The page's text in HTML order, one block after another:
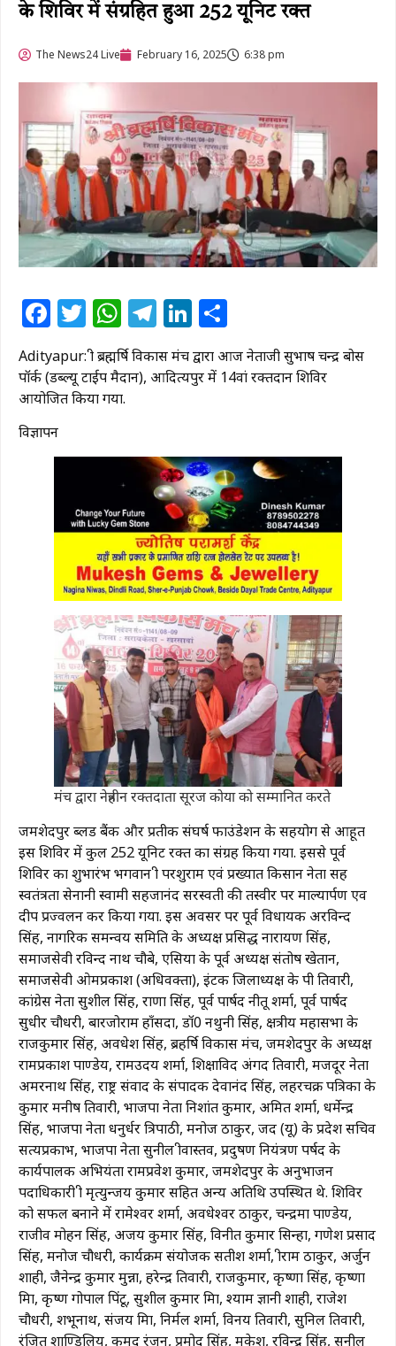
के शिविर में संग्रहित हुआ 252 यूनिट रक्त
The News24 Live February 16, 2025 6:38 pm
Facebook
Twitter
WhatsApp
Telegram
LinkedIn
Adityapur: श्री ब्रह्मर्षि विकास मंच द्वारा आज नेताजी सुभाष चन्द्र बोस
पॉर्क (डब्ल्यू टाईप मैदान), आदित्यपुर में 14वां रक्तदान शिविर
आयोजित किया गया.
विज्ञापन
मंच द्वारा नेत्रहीन रक्तदाता सूरज कोया को सम्मानित करते
जमशेदपुर ब्लड बैंक और प्रतीक संघर्ष फाउंडेशन के सहयोग से आहूत
इस शिविर में कुल 252 यूनिट रक्त का संग्रह किया गया. इससे पूर्व
शिविर का शुभारंभ भगवान श्री परशुराम एवं प्रख्यात किसान नेता सह
स्वतंत्रता सेनानी स्वामी सहजानंद सरस्वती की तस्वीर पर माल्यार्पण एव
दीप प्रज्वलन कर किया गया. इस अवसर पर पूर्व विधायक अरविन्द
सिंह, नागरिक समन्वय समिति के अध्यक्ष प्रसिद्ध नारायण सिंह,
समाजसेवी रविन्द नाथ चौबे, एसिया के पूर्व अध्यक्ष संतोष खेतान,
समाजसेवी ओमप्रकाश (अधिवक्ता), इंटक जिलाध्यक्ष के पी तिवारी,
कांग्रेस नेता सुशील सिंह, राणा सिंह, पूर्व पार्षद नीतू शर्मा, पूर्व पार्षद
सुधीर चौधरी, बारजोराम हाँसदा, डॉ0 नथुनी सिंह, क्षत्रीय महासभा के
राजकुमार सिंह, अवधेश सिंह, ब्रहर्षि विकास मंच, जमशेदपुर के अध्यक्ष
रामप्रकाश पाण्डेय, रामउदय शर्मा, शिक्षाविद अंगद तिवारी, मजदूर नेता
अमरनाथ सिंह, राष्ट्र संवाद के संपादक देवानंद सिंह, लहरचक्र पत्रिका के
कुमार मनीष तिवारी, भाजपा नेता निशांत कुमार, अमित शर्मा, धर्मेन्द्र
सिंह, भाजपा नेता धनुर्धर त्रिपाठी, मनोज ठाकुर, जद (यू) के प्रदेश सचिव
सत्यप्रकाभ, भाजपा नेता सुनील श्रीवास्तव, प्रदुषण नियंत्रण पर्षद के
कार्यपालक अभियंता रामप्रवेश कुमार, जमशेदपुर के अनुभाजन
पदाधिकारी श्री मृत्युन्जय कुमार सहित अन्य अतिथि उपस्थित थे. शिविर
को सफल बनाने में रामेश्वर शर्मा, अवधेश्वर ठाकुर, चन्द्रमा पाण्डेय,
राजीव मोहन सिंह, अजय कुमार सिंह, विनीत कुमार सिन्हा, गणेश प्रसाद
सिंह, मनोज चौधरी, कार्यक्रम संयोजक सतीश शर्मा, श्रीराम ठाकुर, अर्जुन
शाही, जैनेन्द्र कुमार मुन्ना, हरेन्द्र तिवारी, राजकुमार, कृष्णा सिंह, कृष्णा
मिश्रा, कृष्ण गोपाल पिंटू, सुशील कुमार मिश्रा, श्याम ज्ञानी शाही, राजेश
चौधरी, शभूनाथ, संजय मिश्रा, निर्मल शर्मा, विनय तिवारी, सुनिल तिवारी,
रंजित शाण्डिलिय, कुमुद रंजन, प्रमोद सिंह, मुकेश, रविन्द्र सिंह, सुनील